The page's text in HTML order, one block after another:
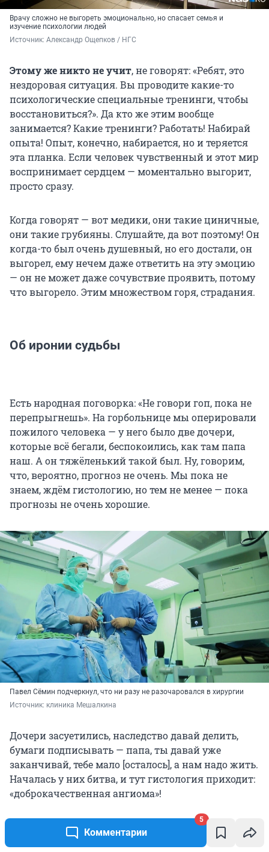
Комментарии
5
Врачу сложно не выгореть эмоционально, но спасает семья и
изучение психологии людей
Источник: Александр Ощепков / НГС
Этому же никто не учит, не говорят: «Ребят, это
нездоровая ситуация. Вы проводите какие-то
психологические специальные тренинги, чтобы
восстановиться?». Да кто же этим вообще
занимается? Какие тренинги? Работать! Набирай
опыта! Опыт, конечно, набирается, но и теряется
эта планка. Если человек чувственный и этот мир
воспринимает сердцем — моментально выгорит,
просто сразу.
Когда говорят — вот медики, они такие циничные,
они такие грубияны. Слушайте, да вот поэтому! Он
когда-то был очень душевный, но его достали, он
выгорел, ему нечем даже ответить на эту эмоцию
— он не может даже сочувствие проявить, потому
что выгорело. Этим множеством горя, страдания.
Об иронии судьбы
Есть народная поговорка: «Не говори гоп, пока не
перепрыгнешь». На горбольнице мы оперировали
пожилого человека — у него было две дочери,
которые всё бегали, беспокоились, как там папа
наш. А он тяжёленький такой был. Ну, говорим,
что, вероятно, прогноз не очень. Мы пока не
знаем, ждём гистологию, но тем не менее — пока
прогнозы не очень хорошие.
Павел Сёмин подчеркнул, что ни разу не разочаровался в хирургии
Источник: клиника Мешалкина
Дочери засуетились, наследство давай делить,
бумаги подписывать — папа, ты давай уже
заканчивай, тебе мало [осталось], а нам надо жить.
Началась у них битва, и тут гистология приходит:
«доброкачественная ангиома»!
Папа уже в себя пришёл и нормально так увидел,